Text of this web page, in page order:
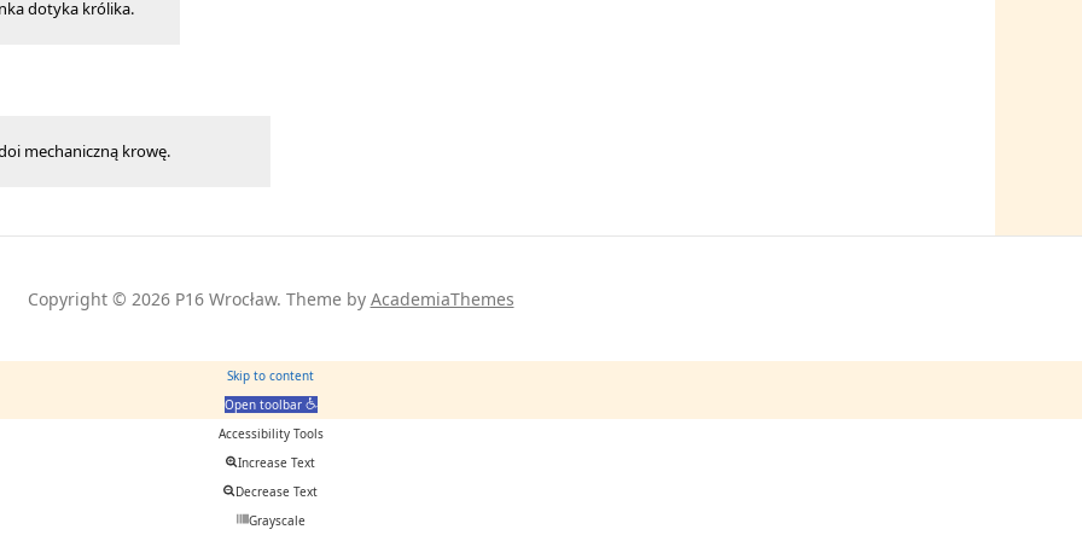
dotyka królika.
mechaniczną krowę.
Copyright © 2026 P16 Wrocław. Theme by AcademiaThemes
Skip to content
Open toolbar
Accessibility Tools
Increase Text
Decrease Text
Grayscale